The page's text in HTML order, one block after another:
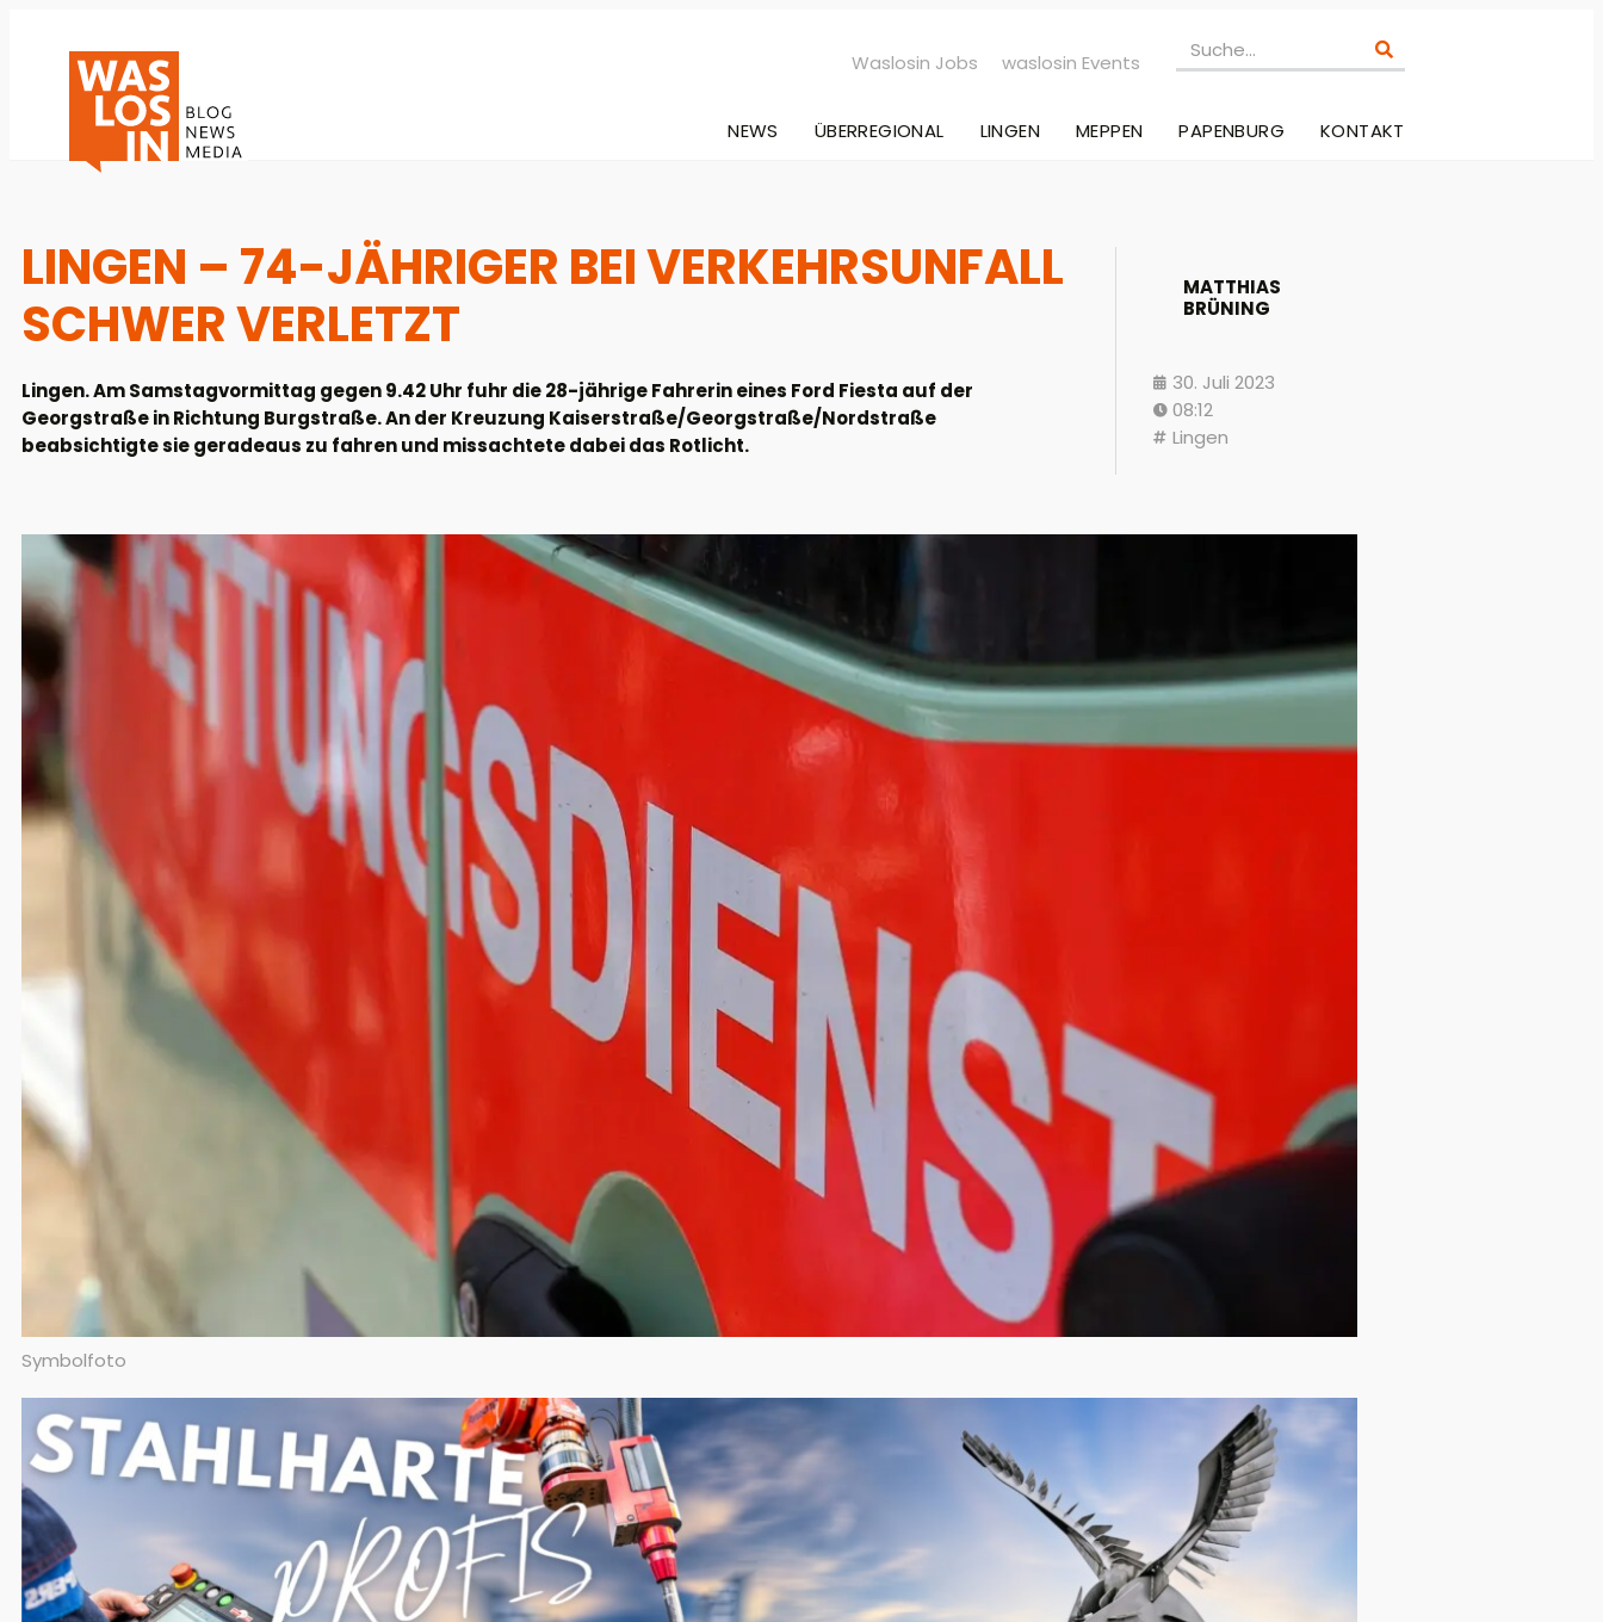
Waslosin Jobs waslosin Events
NEWS ÜBERREGIONAL LINGEN MEPPEN PAPENBURG KONTAKT
LINGEN – 74-JÄHRIGER BEI VERKEHRSUNFALL
SCHWER VERLETZT
Lingen. Am Samstagvormittag gegen 9.42 Uhr fuhr die 28-jährige Fahrerin eines Ford Fiesta auf der
Georgstraße in Richtung Burgstraße. An der Kreuzung Kaiserstraße/Georgstraße/Nordstraße
beabsichtigte sie geradeaus zu fahren und missachtete dabei das Rotlicht.
MATTHIAS
BRÜNING
30. Juli 2023
08:12
Lingen
Symbolfoto